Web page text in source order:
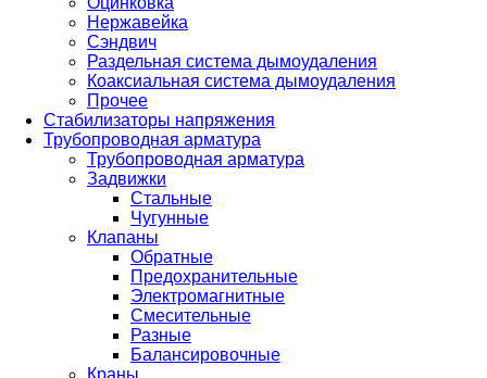
Нержавейка
Сэндвич
Раздельная система дымоудаления
Коаксиальная система дымоудаления
Прочее
Стабилизаторы напряжения
Трубопроводная арматура
Трубопроводная арматура
Задвижки
Стальные
Чугунные
Клапаны
Обратные
Предохранительные
Электромагнитные
Смесительные
Разные
Балансировочные